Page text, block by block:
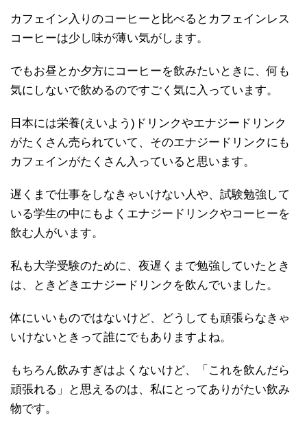
カフェイン入りのコーヒーと比べるとカフェインレス
コーヒーは少し味が薄い気がします。
でもお昼とか夕方にコーヒーを飲みたいときに、何も
気にしないで飲めるのですごく気に入っています。
日本には栄養(えいよう)ドリンクやエナジードリンク
がたくさん売られていて、そのエナジードリンクにも
カフェインがたくさん入っていると思います。
遅くまで仕事をしなきゃいけない人や、試験勉強して
いる学生の中にもよくエナジードリンクやコーヒーを
飲む人がいます。
私も大学受験のために、夜遅くまで勉強していたとき
は、ときどきエナジードリンクを飲んでいました。
体にいいものではないけど、どうしても頑張らなきゃ
いけないときって誰にでもありますよね。
もちろん飲みすぎはよくないけど、「これを飲んだら
頑張れる」と思えるのは、私にとってありがたい飲み
物です。